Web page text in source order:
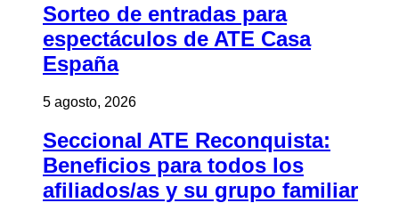
Sorteo de entradas para
espectáculos de ATE Casa
España
5 agosto, 2026
Seccional ATE Reconquista:
Beneficios para todos los
afiliados/as y su grupo familiar